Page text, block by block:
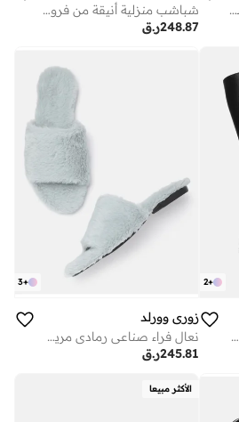
بوت كلايد أسود بكعب . بوصة ونعل مطاطي من زوري وورلد
شباشب منزلية أنيقة من فرو نباتي ناعم بنعل مبطن خفيف وتصميم مطرز يدويًا
ر.ق248.87
+
2
بوت بوني أسود بكعب ١.٥ بوصة ونعل مطاطي
+
3
زوري وورلد
نعال فراء صناعي رمادي مريح شبيه بالسحاب
ر.ق245.81
الأكثر مبيعا